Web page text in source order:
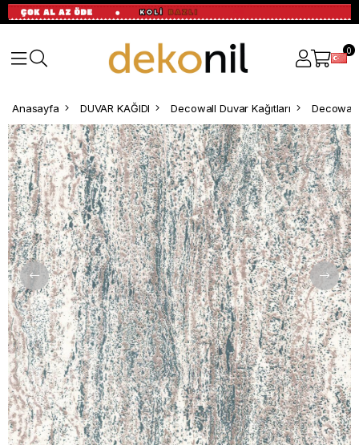
0
Anasayfa DUVAR KAĞIDI Decowall Duvar Kağıtları Decowall